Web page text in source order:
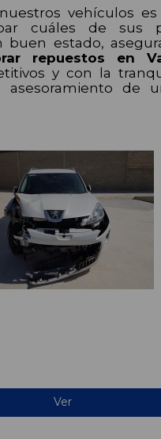
vehículos es
cuáles de sus
buen estado,
repuestos en
y con la
de
Ver